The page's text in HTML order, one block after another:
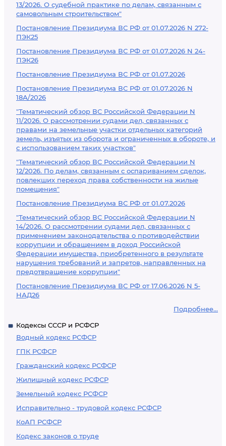
13/2026. О судебной практике по делам, связанным с
самовольным строительством"
Постановление Президиума ВС РФ от 01.07.2026 N 272-
ПЭК25
Постановление Президиума ВС РФ от 01.07.2026 N 24-
ПЭК26
Постановление Президиума ВС РФ от 01.07.2026
Постановление Президиума ВС РФ от 01.07.2026 N
18А/2026
"Тематический обзор ВС Российской Федерации N
11/2026. О рассмотрении судами дел, связанных с
правами на земельные участки отдельных категорий
земель, изъятых из оборота и ограниченных в обороте, и
с использованием таких участков"
"Тематический обзор ВС Российской Федерации N
12/2026. По делам, связанным с оспариванием сделок,
повлекших переход права собственности на жилые
помещения"
Постановление Президиума ВС РФ от 01.07.2026
"Тематический обзор ВС Российской Федерации N
14/2026. О рассмотрении судами дел, связанных с
применением законодательства о противодействии
коррупции и обращением в доход Российской
Федерации имущества, приобретенного в результате
нарушения требований и запретов, направленных на
предотвращение коррупции"
Постановление Президиума ВС РФ от 17.06.2026 N 5-
НАД26
Подробнее...
Кодексы СССР и РСФСР
Водный кодекс РСФСР
ГПК РСФСР
Гражданский кодекс РСФСР
Жилищный кодекс РСФСР
Земельный кодекс РСФСР
Исправительно - трудовой кодекс РСФСР
КоАП РСФСР
Кодекс законов о труде